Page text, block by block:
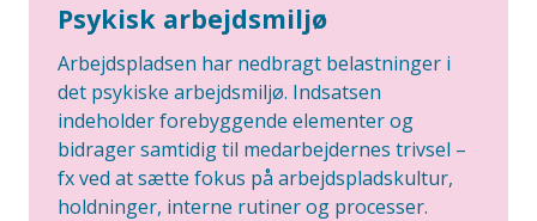
Psykisk arbejdsmiljø
Arbejdspladsen har nedbragt belastninger i
det psykiske arbejdsmiljø. Indsatsen
indeholder forebyggende elementer og
bidrager samtidig til medarbejdernes trivsel –
fx ved at sætte fokus på arbejdspladskultur,
holdninger, interne rutiner og processer.